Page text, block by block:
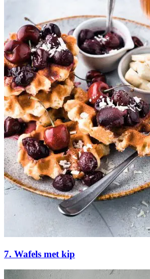
7. Wafels met kip